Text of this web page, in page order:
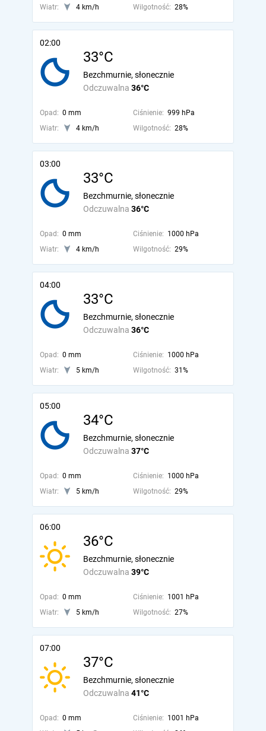
Wiatr:
4 km/h Wilgotność: 28%
02:00
33°C
Odczuwalna 36°C
Bezchmurnie, słonecznie
Opad: 0 mm Ciśnienie: 999 hPa
Wiatr:
4 km/h Wilgotność: 28%
03:00
33°C
Odczuwalna 36°C
Bezchmurnie, słonecznie
Opad: 0 mm Ciśnienie: 1000 hPa
Wiatr:
4 km/h Wilgotność: 29%
04:00
33°C
Odczuwalna 36°C
Bezchmurnie, słonecznie
Opad: 0 mm Ciśnienie: 1000 hPa
Wiatr:
5 km/h Wilgotność: 31%
05:00
34°C
Odczuwalna 37°C
Bezchmurnie, słonecznie
Opad: 0 mm Ciśnienie: 1000 hPa
Wiatr:
5 km/h Wilgotność: 29%
06:00
36°C
Odczuwalna 39°C
Bezchmurnie, słonecznie
Opad: 0 mm Ciśnienie: 1001 hPa
Wiatr:
5 km/h Wilgotność: 27%
07:00
37°C
Odczuwalna 41°C
Bezchmurnie, słonecznie
Opad: 0 mm Ciśnienie: 1001 hPa